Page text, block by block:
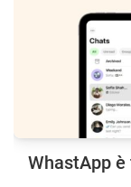
WhastApp